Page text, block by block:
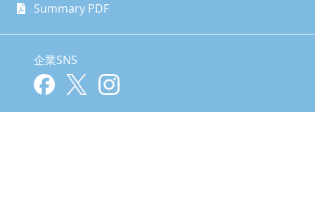
Summary PDF
企業SNS